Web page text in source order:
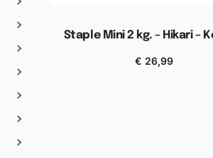
Staple Mini 2 kg. – Hikari –
€ 26,99